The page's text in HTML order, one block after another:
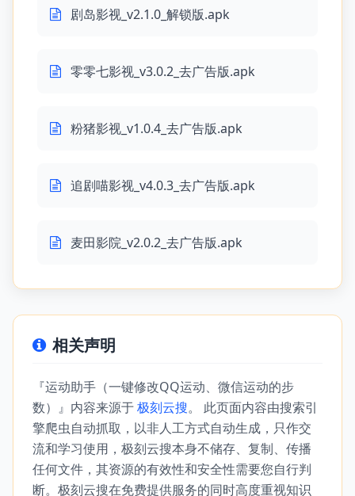
剧岛影视_v2.1.0_解锁版.apk
零零七影视_v3.0.2_去广告版.apk
粉猪影视_v1.0.4_去广告版.apk
追剧喵影视_v4.0.3_去广告版.apk
麦田影院_v2.0.2_去广告版.apk
相关声明
『运动助手（一键修改QQ运动、微信运动的步
数）』内容来源于极刻云搜。 此页面内容由搜索引
擎爬虫自动抓取，以非人工方式自动生成，只作交
流和学习使用，极刻云搜本身不储存、复制、传播
任何文件，其资源的有效性和安全性需要您自行判
断。极刻云搜在免费提供服务的同时高度重视知识